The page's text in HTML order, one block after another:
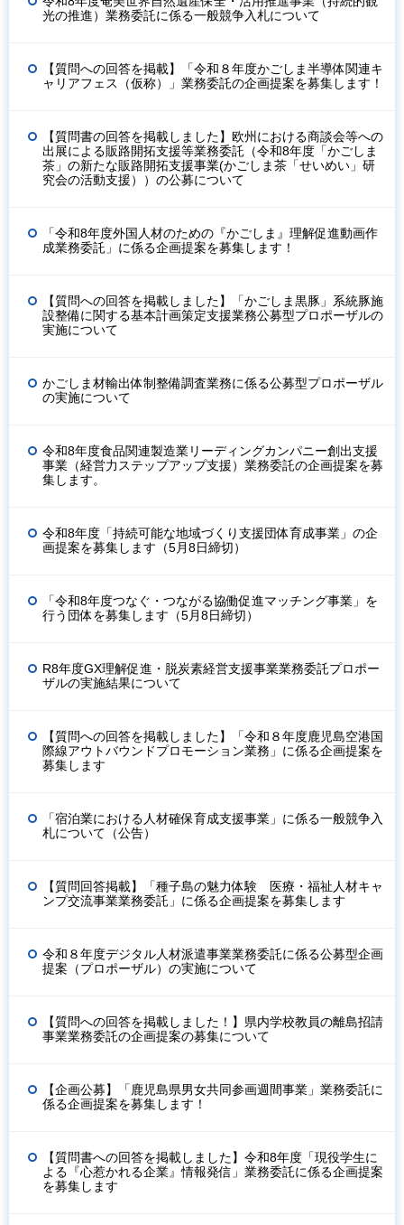
光の推進）業務委託に係る一般競争入札について
【質問への回答を掲載】「令和８年度かごしま半導体関連キ
ャリアフェス（仮称）」業務委託の企画提案を募集します！
【質問書の回答を掲載しました】欧州における商談会等への
出展による販路開拓支援等業務委託（令和8年度「かごしま
茶」の新たな販路開拓支援事業(かごしま茶「せいめい」研
究会の活動支援））の公募について
「令和8年度外国人材のための『かごしま』理解促進動画作
成業務委託」に係る企画提案を募集します！
【質問への回答を掲載しました】「かごしま黒豚」系統豚施
設整備に関する基本計画策定支援業務公募型プロポーザルの
実施について
かごしま材輸出体制整備調査業務に係る公募型プロポーザル
の実施について
令和8年度食品関連製造業リーディングカンパニー創出支援
事業（経営力ステップアップ支援）業務委託の企画提案を募
集します。
令和8年度「持続可能な地域づくり支援団体育成事業」の企
画提案を募集します（5月8日締切）
「令和8年度つなぐ・つながる協働促進マッチング事業」を
行う団体を募集します（5月8日締切）
R8年度GX理解促進・脱炭素経営支援事業業務委託プロポー
ザルの実施結果について
【質問への回答を掲載しました】「令和８年度鹿児島空港国
際線アウトバウンドプロモーション業務」に係る企画提案を
募集します
「宿泊業における人材確保育成支援事業」に係る一般競争入
札について（公告）
【質問回答掲載】「種子島の魅力体験 医療・福祉人材キャ
ンプ交流事業業務委託」に係る企画提案を募集します
令和８年度デジタル人材派遣事業業務委託に係る公募型企画
提案（プロポーザル）の実施について
【質問への回答を掲載しました！】県内学校教員の離島招請
事業業務委託の企画提案の募集について
【企画公募】「鹿児島県男女共同参画週間事業」業務委託に
係る企画提案を募集します！
【質問書への回答を掲載しました】令和8年度「現役学生に
よる『心惹かれる企業』情報発信」業務委託に係る企画提案
を募集します